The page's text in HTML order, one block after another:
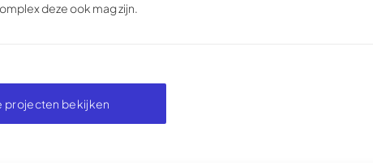
deze ook mag zijn.
projecten bekijken